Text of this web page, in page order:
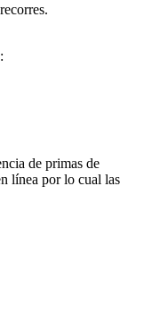
de primas de
línea por lo cual las